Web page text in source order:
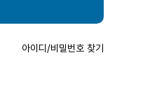
아이디/비밀번호 찾기